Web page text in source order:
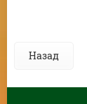
Назад